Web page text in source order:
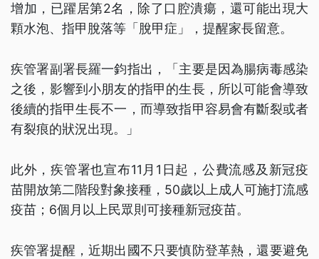
增加，已躍居第2名，除了口腔潰瘍，還可能出現大
顆水泡、指甲脫落等「脫甲症」，提醒家長留意。
疾管署副署長羅一鈞指出，「主要是因為腸病毒感染
之後，影響到小朋友的指甲的生長，所以可能會導致
後續的指甲生長不一，而導致指甲容易會有斷裂或者
有裂痕的狀況出現。」
此外，疾管署也宣布11月1日起，公費流感及新冠疫
苗開放第二階段對象接種，50歲以上成人可施打流感
疫苗；6個月以上民眾則可接種新冠疫苗。
疾管署提醒，近期出國不只要慎防登革熱，還要避免